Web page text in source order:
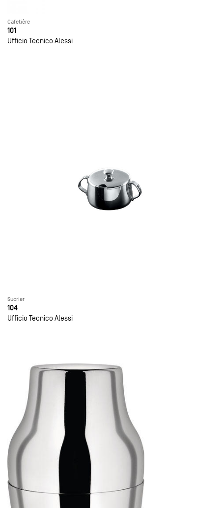
Cafetière
101
Ufficio Tecnico Alessi
Sucrier
104
Ufficio Tecnico Alessi